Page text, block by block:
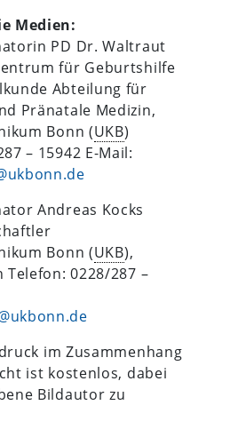
Medien:
PD Dr. Waltraut
für Geburtshilfe
Abteilung für
Pränatale Medizin,
Bonn (UKB)
– 15942 E-Mail:
Andreas Kocks
Bonn (UKB),
0228/287 –
im Zusammenhang
ist kostenlos, dabei
Bildautor zu